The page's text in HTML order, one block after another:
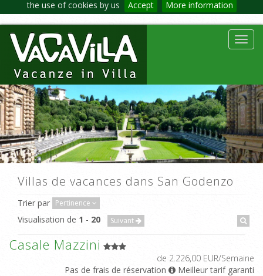
the use of cookies by us Accept More information
Villas de vacances dans San Godenzo
Trier par Pertinence
Visualisation de 1 - 20 Suivant
Casale Mazzini
de 2.226,00 EUR/Semaine
Pas de frais de réservation
Meilleur tarif garanti